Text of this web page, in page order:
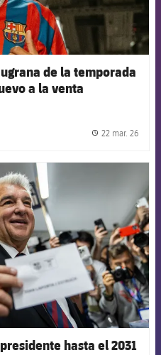
de la temporada
a la venta
22 mar. 26
FCB Barcelona badge
hasta el 2031